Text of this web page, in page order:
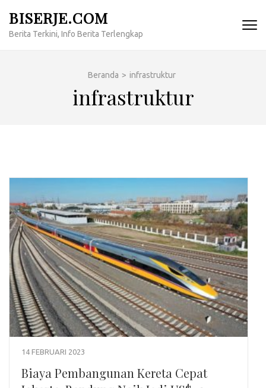
konten
BISERJE.COM
Berita Terkini, Info Berita Terlengkap
Beranda > infrastruktur
infrastruktur
14 FEBRUARI 2023
Biaya Pembangunan Kereta Cepat